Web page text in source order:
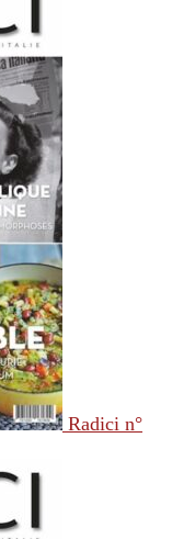
Radici n°